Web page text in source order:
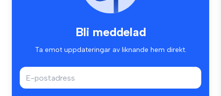
Bli meddelad
Ta emot uppdateringar av liknande hem direkt.